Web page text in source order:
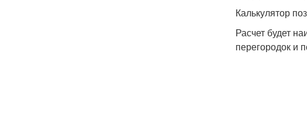
Калькулятор
Расчет будет
перегородок и